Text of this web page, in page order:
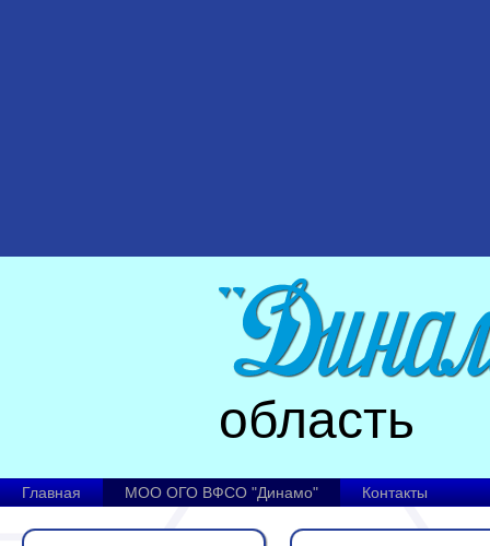
область
Главная МОО ОГО ВФСО "Динамо" Контакты